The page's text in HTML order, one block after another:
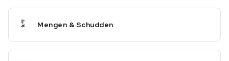
Mengen & Schudden